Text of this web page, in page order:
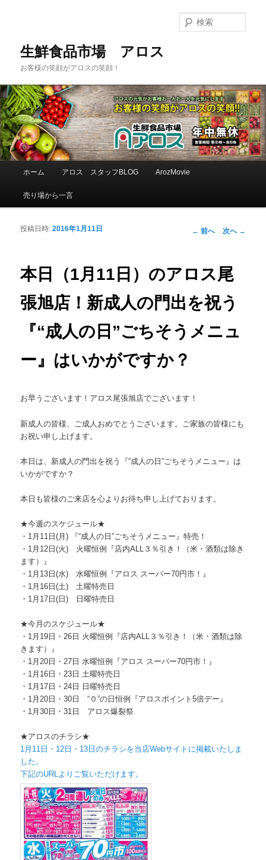
生鮮食品市場 アロス
お客様の笑顔がアロスの笑顔！
索
メインコンテンツへ移動
サブコンテンツへ移動
ホーム アロス スタッフBLOG ArozMovie
売り場から一言
投稿ナビゲーシ
← 前へ 次へ →
本日（1月11日）のアロス尾
張旭店！新成人の門出を祝う
『“成人の日”ごちそうメニュ
ー』はいかがですか？
投稿日時:2016年1月11日
お早うございます！アロス尾張旭店でございます！
新成人の皆様、ご成人おめでとうございます。
ご家族の皆様にも
お祝い申し上げます。
本日は、新成人の門出を祝う『“成人の日”ごちそうメニュー』 は
いかがですか？
本日も皆様のご来店を心よりお待ち申し上げております。
★今週のスケジュール★
・1月11日(月) 『“成人の日”ごちそうメニュー』特売！
・1月12日(火) 火曜恒例『店内ALL３％引き！（米・酒類は除き
ます）』
・1月13日(水) 水曜恒例『アロス スーパー70円市！』
・1月16日(土) 土曜特売日
・1月17日(日) 日曜特売日
★今月のスケジュール★
・1月19日・26日 火曜恒例『店内ALL３％引き！（米・酒類は除
きます）』
・1月20日・27日 水曜恒例『アロス スーパー70円市！』
・1月16日・23日 土曜特売日
・1月17日・24日 日曜特売日
・1月20日・30日 “０”の日恒例『アロスポイント5倍デー』
・1月30日・31日 アロス爆裂祭
★アロスのチラシ★
1月11日・12日・ 13日のチラシを当店Webサイトに掲載いたしま
した。
下記のURLよりご覧いただけます。